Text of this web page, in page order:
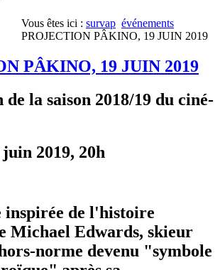
Vous êtes ici : survap événements
PROJECTION PÂKINO, 19 JUIN 2019
PÂKINO, 19 JUIN 2019
la saison 2018/19 du ciné-
2019, 20h
inspirée de l'histoire
Michael Edwards, skieur
norme devenu "symbole